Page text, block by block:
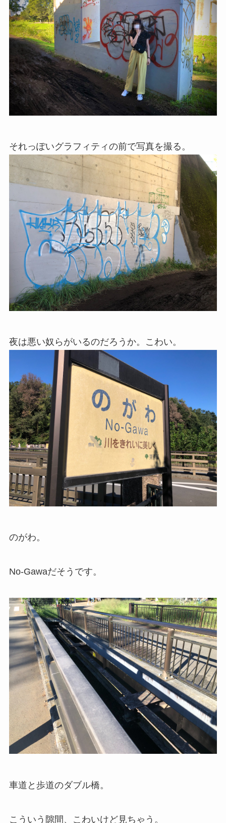
それっぽいグラフィティの前で写真を撮る。
夜は悪い奴らがいるのだろうか。こわい。
のがわ。
No-Gawaだそうです。
車道と歩道のダブル橋。
こういう隙間、こわいけど見ちゃう。